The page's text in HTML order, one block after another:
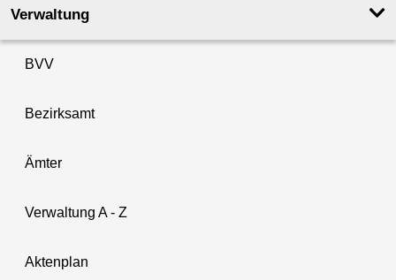
Verwaltung
BVV
Bezirksamt
Ämter
Verwaltung A - Z
Aktenplan